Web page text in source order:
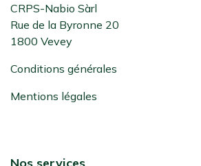
CRPS-Nabio Sàrl
Rue de la Byronne 20
1800 Vevey
Conditions générales
Mentions légales